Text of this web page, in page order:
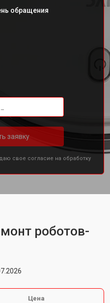
обращения
заявку
свое согласие на обработку
роботов-
Цена